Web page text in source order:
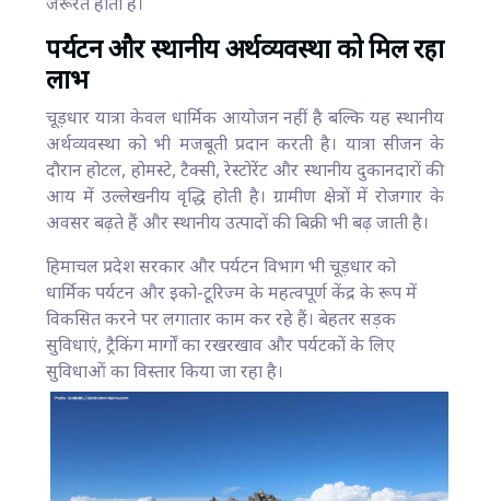
जरूरत होती है।
पर्यटन और स्थानीय अर्थव्यवस्था को मिल रहा
लाभ
चूड़धार यात्रा केवल धार्मिक आयोजन नहीं है बल्कि यह स्थानीय
अर्थव्यवस्था को भी मजबूती प्रदान करती है। यात्रा सीजन के
दौरान होटल, होमस्टे, टैक्सी, रेस्टोरेंट और स्थानीय दुकानदारों की
आय में उल्लेखनीय वृद्धि होती है। ग्रामीण क्षेत्रों में रोजगार के
अवसर बढ़ते हैं और स्थानीय उत्पादों की बिक्री भी बढ़ जाती है।
हिमाचल प्रदेश सरकार और पर्यटन विभाग भी चूड़धार को
धार्मिक पर्यटन और इको-टूरिज्म के महत्वपूर्ण केंद्र के रूप में
विकसित करने पर लगातार काम कर रहे हैं। बेहतर सड़क
सुविधाएं, ट्रैकिंग मार्गों का रखरखाव और पर्यटकों के लिए
सुविधाओं का विस्तार किया जा रहा है।